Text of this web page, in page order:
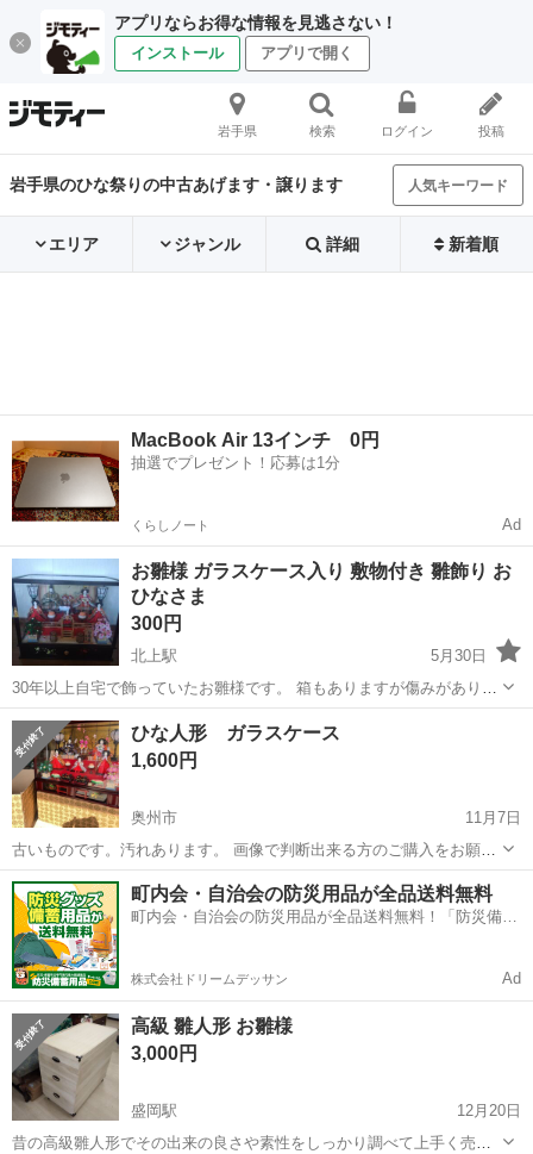
アプリならお得な情報を見逃さない！
インストール アプリで開く
岩手県 検索 ログイン 投稿
岩手県のひな祭りの中古あげます・譲ります 人気キーワード
エリア ジャンル 詳細 新着順
MacBook Air 13インチ 0円
抽選でプレゼント！応募は1分
くらしノート Ad
お雛様 ガラスケース入り 敷物付き 雛飾り お
ひなさま
300円
北上駅
5月30日
30年以上自宅で飾っていたお雛様です。 箱もありますが傷みがありま
す。 返品不可す。 ガラスケースのサイズ 約47センチ×77センチ×62.5
センチ
岩手 北上市 北上駅 年中行事用品
ひな人形 ガラスケース
1,600円
奥州市
11月7日
古いものです。汚れあります。 画像で判断出来る方のご購入をお願い
致します。
岩手 奥州市 年中行事用品 ガラス
町内会・自治会の防災用品が全品送料無料
町内会・自治会の防災用品が全品送料無料！「防災備蓄
株式会社ドリームデッサン Ad
高級 雛人形 お雛様
3,000円
盛岡駅
12月20日
昔の高級雛人形でその出来の良さや素性をしっかり調べて上手く売れ